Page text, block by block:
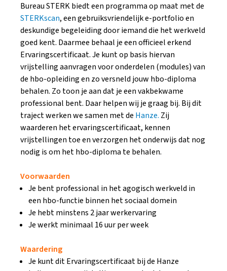
Bureau STERK biedt een programma op maat met de
STERKscan, een gebruiksvriendelijk e-portfolio en
deskundige begeleiding door iemand die het werkveld
goed kent. Daarmee behaal je een officieel erkend
Ervaringscertificaat. Je kunt op basis hiervan
vrijstelling aanvragen voor onderdelen (modules) van
de hbo-opleiding en zo versneld jouw hbo-diploma
behalen. Zo toon je aan dat je een vakbekwame
professional bent. Daar helpen wij je graag bij. Bij dit
traject werken we samen met de Hanze. Zij
waarderen het ervaringscertificaat, kennen
vrijstellingen toe en verzorgen het onderwijs dat nog
nodig is om het hbo-diploma te behalen.
Voorwaarden
Je bent professional in het agogisch werkveld in
een hbo-functie binnen het sociaal domein
Je hebt minstens 2 jaar werkervaring
Je werkt minimaal 16 uur per week
Waardering
Je kunt dit Ervaringscertificaat bij de Hanze